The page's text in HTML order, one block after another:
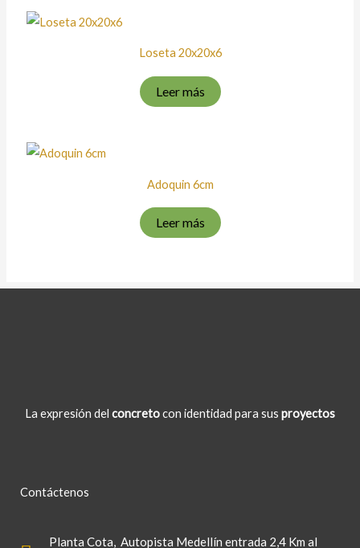
Loseta 20x20x6
Leer más
Adoquin 6cm
Leer más
La expresión del concretocon identidad para sus proyectos
Contáctenos
Planta Cota, Autopista Medellín entrada 2,4 Km al